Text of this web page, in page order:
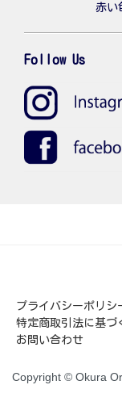
赤い
Follow Us
プライバシーポリシ
特定商取引法に基づ
お問い合わせ
Copyright © Okura